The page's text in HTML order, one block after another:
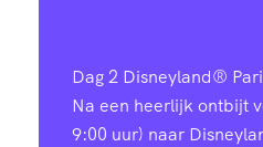
Dag 2 Disneyland®
Na een heerlijk ontbijt
9:00 uur) naar